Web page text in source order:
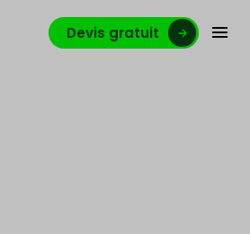
Devis gratuit